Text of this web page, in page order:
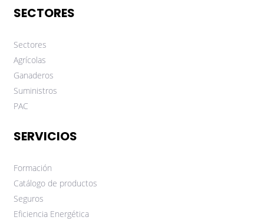
SECTORES
Sectores
Agrícolas
Ganaderos
Suministros
PAC
SERVICIOS
Formación
Catálogo de productos
Seguros
Eficiencia Energética